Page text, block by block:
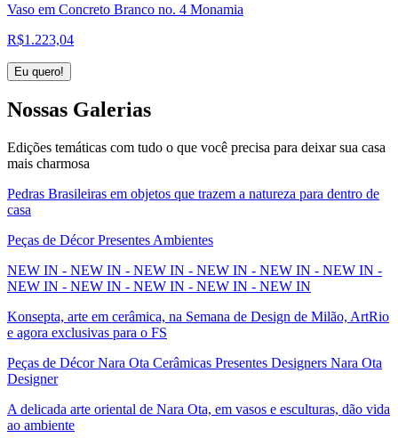
Vaso em Concreto Branco no. 4 Monamia
R$1.223,04
Eu quero!
Nossas Galerias
Edições temáticas com tudo o que você precisa para deixar sua casa
mais charmosa
Pedras Brasileiras em objetos que trazem a natureza para dentro de
casa
Peças de Décor Presentes Ambientes
NEW IN - NEW IN - NEW IN - NEW IN - NEW IN - NEW IN -
NEW IN - NEW IN - NEW IN - NEW IN - NEW IN
Konsepta, arte em cerâmica, na Semana de Design de Milão, ArtRio
e agora exclusivas para o FS
Peças de Décor Nara Ota Cerâmicas Presentes Designers Nara Ota
Designer
A delicada arte oriental de Nara Ota, em vasos e esculturas, dão vida
ao ambiente